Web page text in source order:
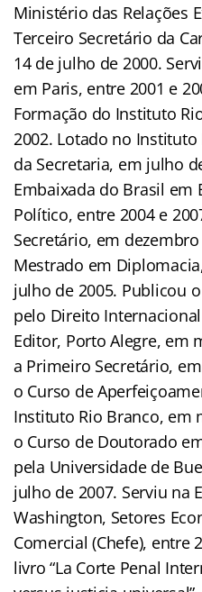
Ministério das Relações
Terceiro Secretário da
14 de julho de 2000.
em Paris, entre 2001 e
Formação do Instituto
2002. Lotado no
da Secretaria, em julho
Embaixada do Brasil em
Político, entre 2004 e
Secretário, em
Mestrado em
julho de 2005. Publicou
pelo Direito
Editor, Porto Alegre, em
a Primeiro Secretário,
o Curso de
Instituto Rio Branco, em
o Curso de Doutorado
pela Universidade de
julho de 2007. Serviu na
Washington, Setores
Comercial (Chefe), entre
livro “La Corte Penal